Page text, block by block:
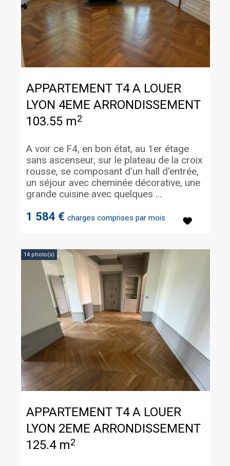
APPARTEMENT T4 A LOUER
LYON 4EME ARRONDISSEMENT
103.55 m2
1 584 € charges comprises par mois
A voir ce F4, en bon état, au 1er étage
sans ascenseur, sur le plateau de la croix
rousse, se composant d'un hall d'entrée,
un séjour avec cheminée décorative, une
grande cuisine avec quelques ...
14 photo(s)
APPARTEMENT T4 A LOUER
LYON 2EME ARRONDISSEMENT
125.4 m2